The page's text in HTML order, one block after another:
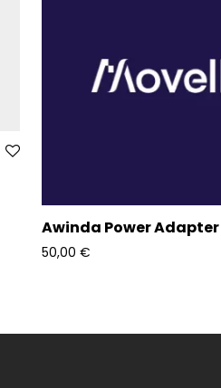
Awinda Power Adapter
50,00 €